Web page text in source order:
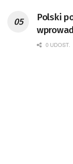
Polski
0 UDOST.